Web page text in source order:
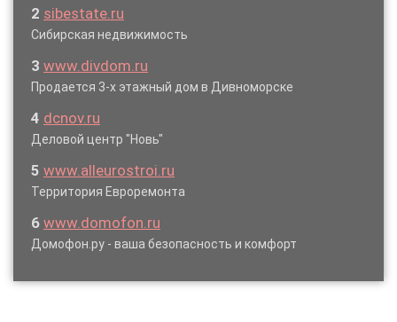
2 sibestate.ru
Сибирская недвижимость
3 www.divdom.ru
Продается 3-х этажный дом в Дивноморске
4 dcnov.ru
Деловой центр "Новь"
5 www.alleurostroi.ru
Территория Евроремонта
6 www.domofon.ru
Домофон.ру - ваша безопасность и комфорт